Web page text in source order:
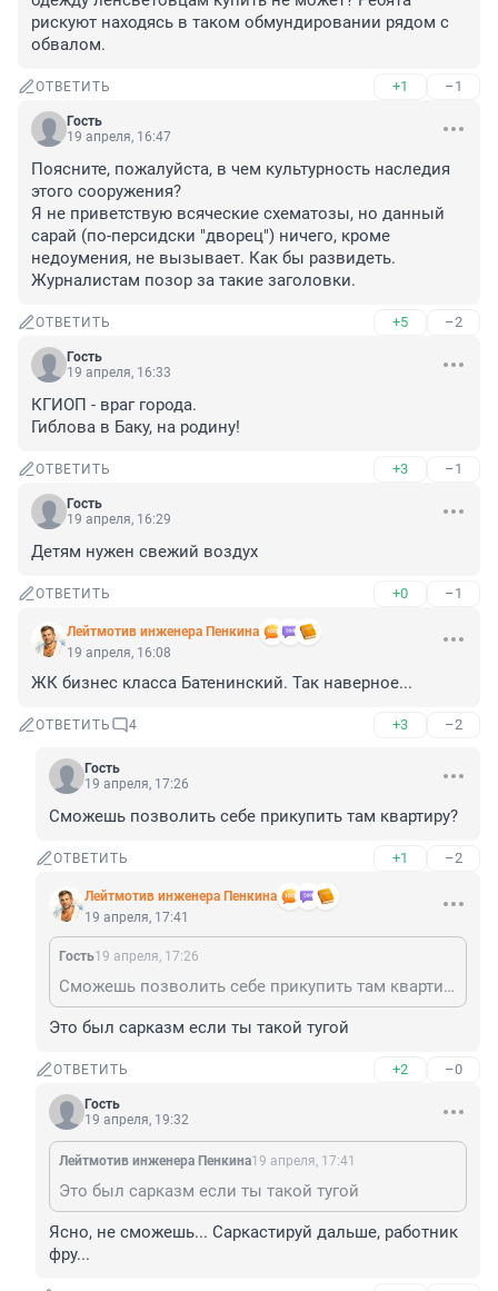
рискуют находясь в таком обмундировании рядом с
обвалом.
ОТВЕТИТЬ +1 –1
Гость
19 апреля, 16:47
Поясните, пожалуйста, в чем культурность наследия
этого сооружения?
Я не приветствую всяческие схематозы, но данный
сарай (по-персидски "дворец") ничего, кроме
недоумения, не вызывает. Как бы развидеть.
Журналистам позор за такие заголовки.
ОТВЕТИТЬ +5 –2
Гость
19 апреля, 16:33
КГИОП - враг города.
Гиблова в Баку, на родину!
ОТВЕТИТЬ +3 –1
Гость
19 апреля, 16:29
Детям нужен свежий воздух
ОТВЕТИТЬ +0 –1
Лейтмотив инженера Пенкина
19 апреля, 16:08
ЖК бизнес класса Батенинский. Так наверное...
ОТВЕТИТЬ 4 +3 –2
Гость
19 апреля, 17:26
Сможешь позволить себе прикупить там квартиру?
ОТВЕТИТЬ +1 –2
Лейтмотив инженера Пенкина
19 апреля, 17:41
Гость19 апреля, 17:26
Сможешь позволить себе прикупить там квартиру?
Это был сарказм если ты такой тугой
ОТВЕТИТЬ +2 –0
Гость
19 апреля, 19:32
Лейтмотив инженера Пенкина19 апреля, 17:41
Это был сарказм если ты такой тугой
Ясно, не сможешь... Саркастируй дальше, работник
фру...